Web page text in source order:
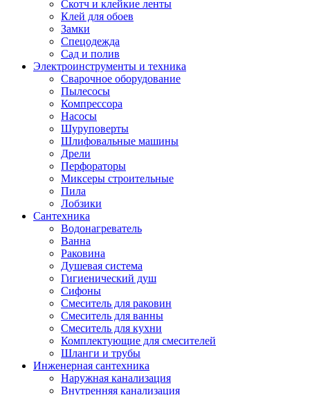
Скотч и клейкие ленты
Клей для обоев
Замки
Спецодежда
Сад и полив
Электроинструменты и техника
Сварочное оборудование
Пылесосы
Компрессора
Насосы
Шуруповерты
Шлифовальные машины
Дрели
Перфораторы
Миксеры строительные
Пила
Лобзики
Сантехника
Водонагреватель
Ванна
Раковина
Душевая система
Гигиенический душ
Сифоны
Смеситель для раковин
Смеситель для ванны
Смеситель для кухни
Комплектующие для смесителей
Шланги и трубы
Инженерная сантехника
Наружная канализация
Внутренняя канализация